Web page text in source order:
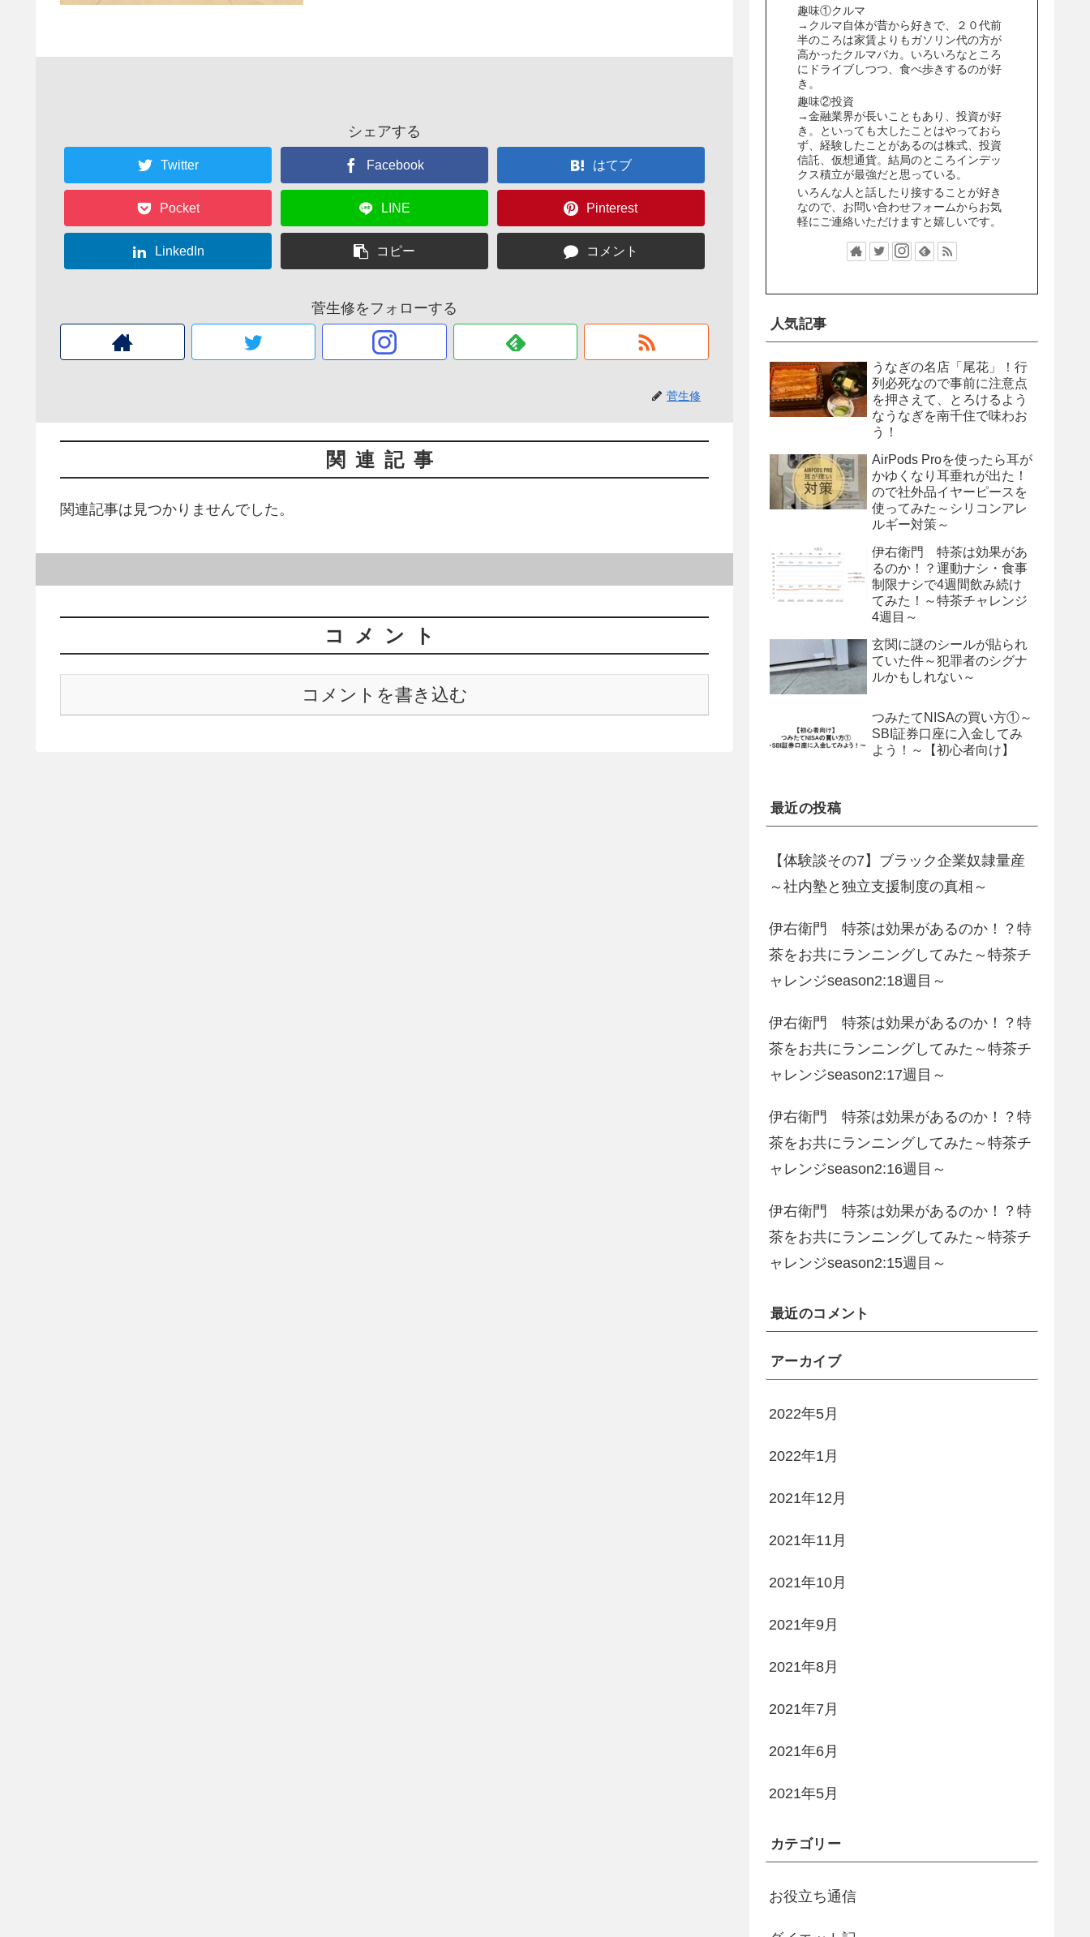
シェアする
Twitter Facebook はてブ
Pocket LINE Pinterest
LinkedIn コピー コメント
菅生修をフォローする
菅生修
関連記事
関連記事は見つかりませんでした。
コメント
コメントを書き込む
趣味①クルマ
→クルマ自体が昔から好きで、２０代前
半のころは家賃よりもガソリン代の方が
高かったクルマバカ。いろいろなところ
にドライブしつつ、食べ歩きするのが好
き。
趣味②投資
→金融業界が長いこともあり、投資が好
き。といっても大したことはやっておら
ず、経験したことがあるのは株式、投資
信託、仮想通貨。結局のところインデッ
クス積立が最強だと思っている。
いろんな人と話したり接することが好き
なので、お問い合わせフォームからお気
軽にご連絡いただけますと嬉しいです。
人気記事
うなぎの名店「尾花」！行
列必死なので事前に注意点
を押さえて、とろけるよう
なうなぎを南千住で味わお
う！
AirPods Proを使ったら耳が
かゆくなり耳垂れが出た！
ので社外品イヤーピースを
使ってみた～シリコンアレ
ルギー対策～
伊右衛門 特茶は効果があ
るのか！？運動ナシ・食事
制限ナシで4週間飲み続け
てみた！～特茶チャレンジ
4週目～
玄関に謎のシールが貼られ
ていた件～犯罪者のシグナ
ルかもしれない～
つみたてNISAの買い方①～
SBI証券口座に入金してみ
よう！～【初心者向け】
最近の投稿
【体験談その7】ブラック企業奴隷量産
～社内塾と独立支援制度の真相～
伊右衛門 特茶は効果があるのか！？特
茶をお共にランニングしてみた～特茶チ
ャレンジseason2:18週目～
伊右衛門 特茶は効果があるのか！？特
茶をお共にランニングしてみた～特茶チ
ャレンジseason2:17週目～
伊右衛門 特茶は効果があるのか！？特
茶をお共にランニングしてみた～特茶チ
ャレンジseason2:16週目～
伊右衛門 特茶は効果があるのか！？特
茶をお共にランニングしてみた～特茶チ
ャレンジseason2:15週目～
最近のコメント
アーカイブ
2022年5月
2022年1月
2021年12月
2021年11月
2021年10月
2021年9月
2021年8月
2021年7月
2021年6月
2021年5月
カテゴリー
お役立ち通信